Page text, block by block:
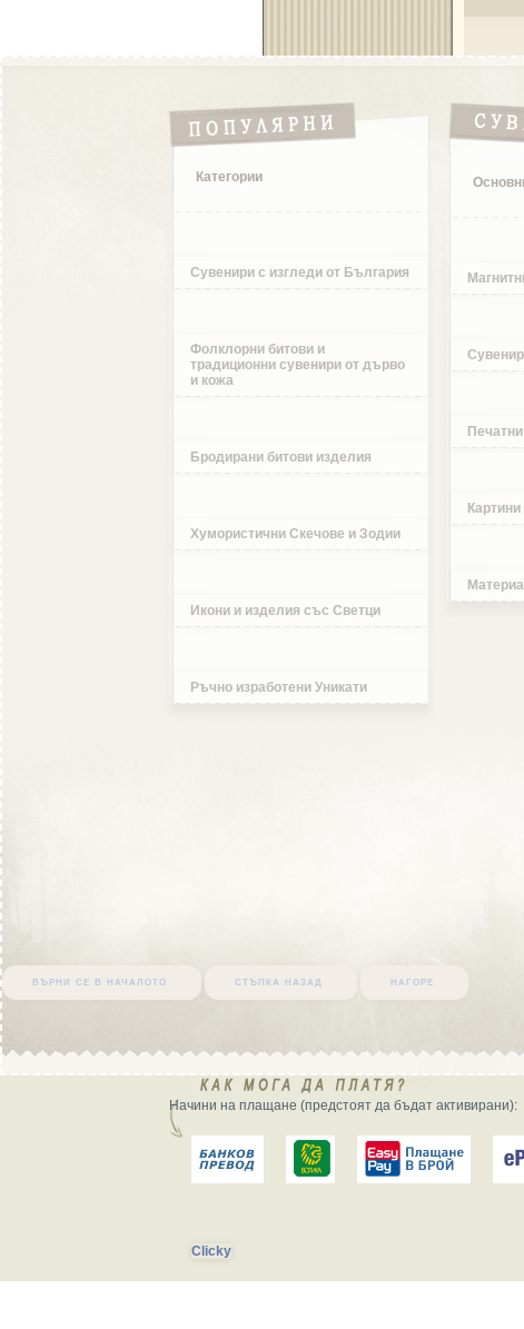
Категории
Сувенири с изгледи от България
Фолклорни битови и
традиционни сувенири от дърво
и кожа
Бродирани битови изделия
Хумористични Скечове и Зодии
Икони и изделия със Светци
Ръчно изработени Уникати
върни се в началото стъпка назад нагоре
Начини на плащане (предстоят да бъдат активирани):
Clicky